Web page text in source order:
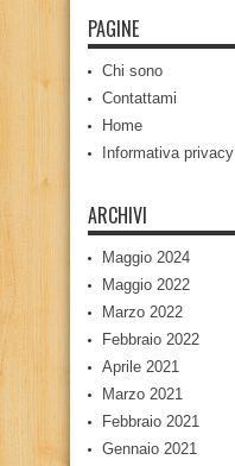
PAGINE
Chi sono
Contattami
Home
Informativa privacy
ARCHIVI
Maggio 2024
Maggio 2022
Marzo 2022
Febbraio 2022
Aprile 2021
Marzo 2021
Febbraio 2021
Gennaio 2021